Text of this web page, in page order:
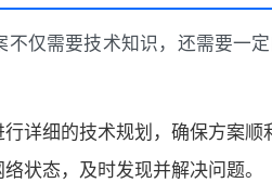
仅需要技术知识，还需要一
详细的技术规划，确保方案顺
状态，及时发现并解决问题。